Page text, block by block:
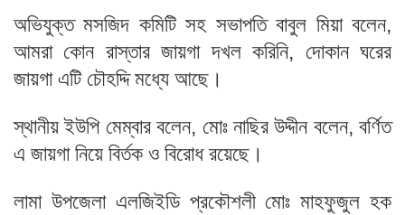
অভিযুক্ত মসজিদ কমিটি সহ সভাপতি বাবুল মিয়া বলেন,
আমরা কোন রাস্তার জায়গা দখল করিনি, দোকান ঘরের
জায়গা এটি চৌহদ্দি মধ্যে আছে।
স্থানীয় ইউপি মেম্বার বলেন, মোঃ নাছির উদ্দীন বলেন, বর্ণিত
এ জায়গা নিয়ে বির্তক ও বিরোধ রয়েছে।
লামা উপজেলা এলজিইডি প্রকৌশলী মোঃ মাহফুজুল হক